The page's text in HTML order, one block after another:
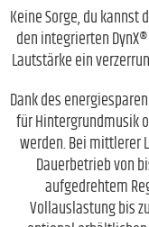
Keine Sorge, du kannst
den integrierten
Lautstärke ein
Dank des
für Hintergrundmusik
werden. Bei mittlerer
Dauerbetrieb von
aufgedrehtem
Vollauslastung bis